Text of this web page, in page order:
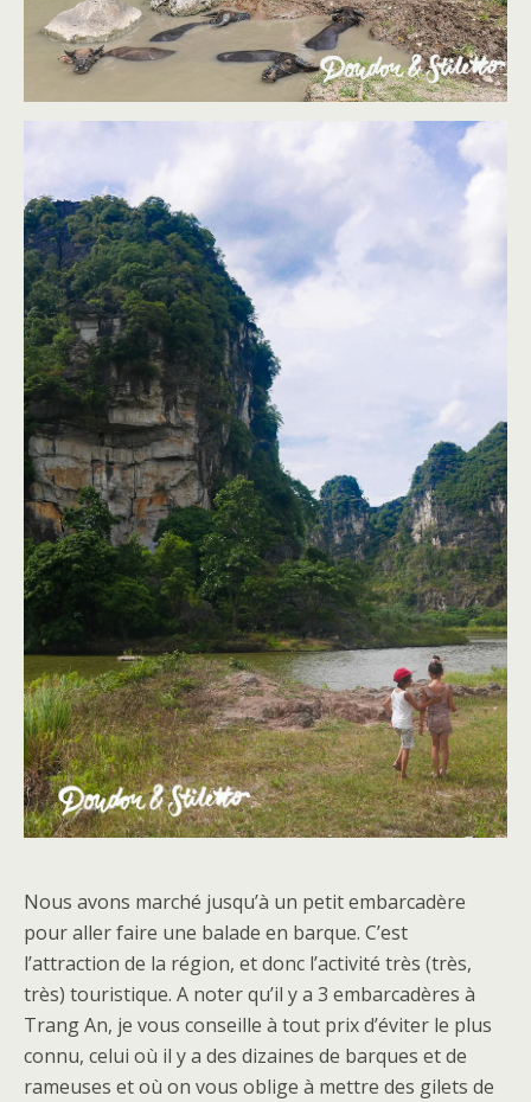
Nous avons marché jusqu’à un petit embarcadère
pour aller faire une balade en barque. C’est
l’attraction de la région, et donc l’activité très (très,
très) touristique. A noter qu’il y a 3 embarcadères à
Trang An, je vous conseille à tout prix d’éviter le plus
connu, celui où il y a des dizaines de barques et de
rameuses et où on vous oblige à mettre des gilets de